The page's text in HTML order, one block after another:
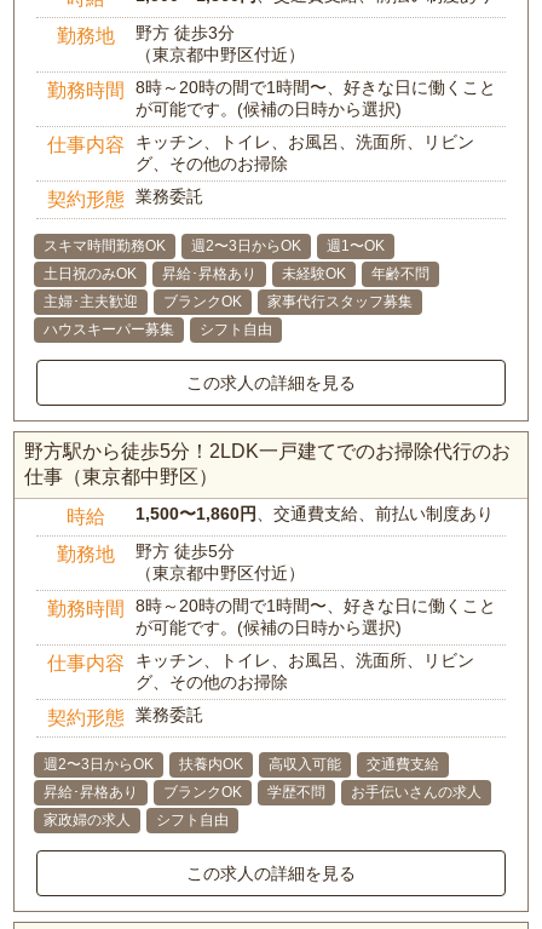
勤務地
野方 徒歩3分
（東京都中野区付近）
勤務時間
8時～20時の間で1時間〜、好きな日に働くこと
が可能です。(候補の日時から選択)
仕事内容
キッチン、トイレ、お風呂、洗面所、リビン
グ、その他のお掃除
契約形態 業務委託
スキマ時間勤務OK 週2〜3日からOK
週1〜OK
土日祝のみOK
昇給･昇格あり 未経験OK
年齢不問
主婦･主夫歓迎
ブランクOK
家事代行スタッフ募集
ハウスキーパー募集
シフト自由
この求人の詳細を見る
野方駅から徒歩5分！2LDK一戸建てでのお掃除代行のお
仕事（東京都中野区）
時給 1,500〜1,860円、交通費支給、前払い制度あり
勤務地
野方 徒歩5分
（東京都中野区付近）
勤務時間
8時～20時の間で1時間〜、好きな日に働くこと
が可能です。(候補の日時から選択)
仕事内容
キッチン、トイレ、お風呂、洗面所、リビン
グ、その他のお掃除
契約形態 業務委託
週2〜3日からOK 扶養内OK 高収入可能
交通費支給
昇給･昇格あり
ブランクOK 学歴不問
お手伝いさんの求人
家政婦の求人
シフト自由
この求人の詳細を見る